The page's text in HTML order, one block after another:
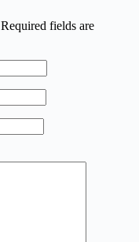
Required fields are